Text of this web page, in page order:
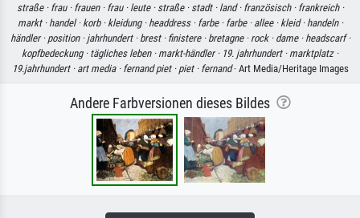
straße · frau · frauen · frau · leute · straße · stadt · land · französisch · frankreich ·
markt · handel · korb · kleidung · headdress · farbe · farbe · allee · kleid · handeln ·
händler · position · jahrhundert · brest · finistere · bretagne · rock · dame · headscarf ·
kopfbedeckung · tägliches leben · markt-händler · 19. jahrhundert · marktplatz ·
19.jahrhundert · art media · fernand piet · piet · fernand· Art Media/Heritage Images
Andere Farbversionen dieses Bildes